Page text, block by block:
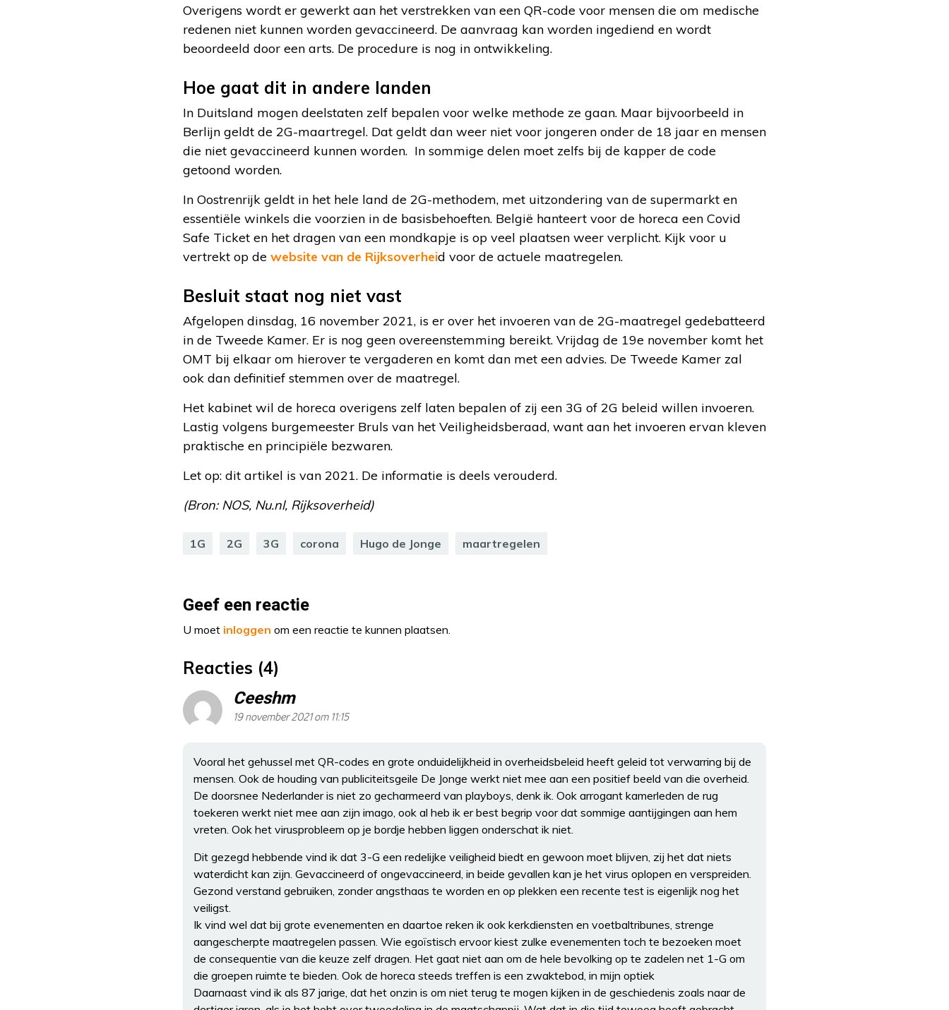
Overigens wordt er gewerkt aan het verstrekken van een QR-code voor mensen die om medische
redenen niet kunnen worden gevaccineerd. De aanvraag kan worden ingediend en wordt
beoordeeld door een arts. De procedure is nog in ontwikkeling.
Hoe gaat dit in andere landen
In Duitsland mogen deelstaten zelf bepalen voor welke methode ze gaan. Maar bijvoorbeeld in
Berlijn geldt de 2G-maartregel. Dat geldt dan weer niet voor jongeren onder de 18 jaar en mensen
die niet gevaccineerd kunnen worden. In sommige delen moet zelfs bij de kapper de code
getoond worden.
In Oostrenrijk geldt in het hele land de 2G-methodem, met uitzondering van de supermarkt en
essentiële winkels die voorzien in de basisbehoeften. België hanteert voor de horeca een Covid
Safe Ticket en het dragen van een mondkapje is op veel plaatsen weer verplicht. Kijk voor u
vertrekt op de website van de Rijksoverheid voor de actuele maatregelen.
Besluit staat nog niet vast
Afgelopen dinsdag, 16 november 2021, is er over het invoeren van de 2G-maatregel gedebatteerd
in de Tweede Kamer. Er is nog geen overeenstemming bereikt. Vrijdag de 19e november komt het
OMT bij elkaar om hierover te vergaderen en komt dan met een advies. De Tweede Kamer zal
ook dan definitief stemmen over de maatregel.
Het kabinet wil de horeca overigens zelf laten bepalen of zij een 3G of 2G beleid willen invoeren.
Lastig volgens burgemeester Bruls van het Veiligheidsberaad, want aan het invoeren ervan kleven
praktische en principiële bezwaren.
Let op: dit artikel is van 2021. De informatie is deels verouderd.
(Bron: NOS, Nu.nl, Rijksoverheid)
1G 2G 3G corona Hugo de Jonge maartregelen
Geef een reactie
U moet inloggen om een reactie te kunnen plaatsen.
Reacties (4)
Ceeshm
19 november 2021 om 11:15
Vooral het gehussel met QR-codes en grote onduidelijkheid in overheidsbeleid heeft geleid tot verwarring bij de
mensen. Ook de houding van publiciteitsgeile De Jonge werkt niet mee aan een positief beeld van die overheid.
De doorsnee Nederlander is niet zo gecharmeerd van playboys, denk ik. Ook arrogant kamerleden de rug
toekeren werkt niet mee aan zijn imago, ook al heb ik er best begrip voor dat sommige aantijgingen aan hem
vreten. Ook het virusprobleem op je bordje hebben liggen onderschat ik niet.
Dit gezegd hebbende vind ik dat 3-G een redelijke veiligheid biedt en gewoon moet blijven, zij het dat niets
waterdicht kan zijn. Gevaccineerd of ongevaccineerd, in beide gevallen kan je het virus oplopen en verspreiden.
Gezond verstand gebruiken, zonder angsthaas te worden en op plekken een recente test is eigenlijk nog het
veiligst.
Ik vind wel dat bij grote evenementen en daartoe reken ik ook kerkdiensten en voetbaltribunes, strenge
aangescherpte maatregelen passen. Wie egoïstisch ervoor kiest zulke evenementen toch te bezoeken moet
de consequentie van die keuze zelf dragen. Het gaat niet aan om de hele bevolking op te zadelen net 1-G om
die groepen ruimte te bieden. Ook de horeca steeds treffen is een zwaktebod, in mijn optiek
Daarnaast vind ik als 87 jarige, dat het onzin is om niet terug te mogen kijken in de geschiedenis zoals naar de